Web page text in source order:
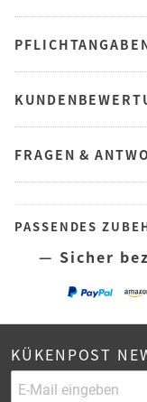
FRAGEN &
PASSENDES
— Sicher
KÜKENPOST